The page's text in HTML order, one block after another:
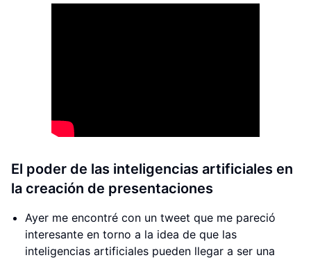
El poder de las inteligencias artificiales en
la creación de presentaciones
Ayer me encontré con un tweet que me pareció
interesante en torno a la idea de que las
inteligencias artificiales pueden llegar a ser una